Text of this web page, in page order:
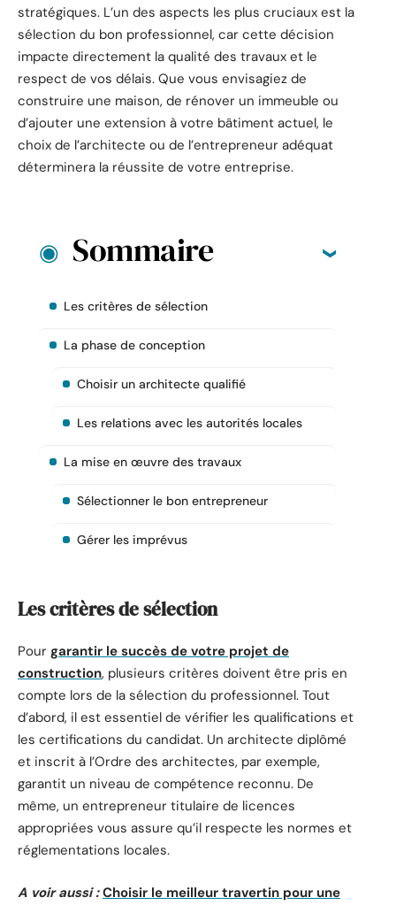
stratégiques. L’un des aspects les plus cruciaux est la
sélection du bon professionnel, car cette décision
impacte directement la qualité des travaux et le
respect de vos délais. Que vous envisagiez de
construire une maison, de rénover un immeuble ou
d’ajouter une extension à votre bâtiment actuel, le
choix de l’architecte ou de l’entrepreneur adéquat
déterminera la réussite de votre entreprise.
Sommaire
Les critères de sélection
La phase de conception
Choisir un architecte qualifié
Les relations avec les autorités locales
La mise en œuvre des travaux
Sélectionner le bon entrepreneur
Gérer les imprévus
Les critères de sélection
Pour garantir le succès de votre projet de
construction, plusieurs critères doivent être pris en
compte lors de la sélection du professionnel. Tout
d’abord, il est essentiel de vérifier les qualifications et
les certifications du candidat. Un architecte diplômé
et inscrit à l’Ordre des architectes, par exemple,
garantit un niveau de compétence reconnu. De
même, un entrepreneur titulaire de licences
appropriées vous assure qu’il respecte les normes et
réglementations locales.
A voir aussi : Choisir le meilleur travertin pour une